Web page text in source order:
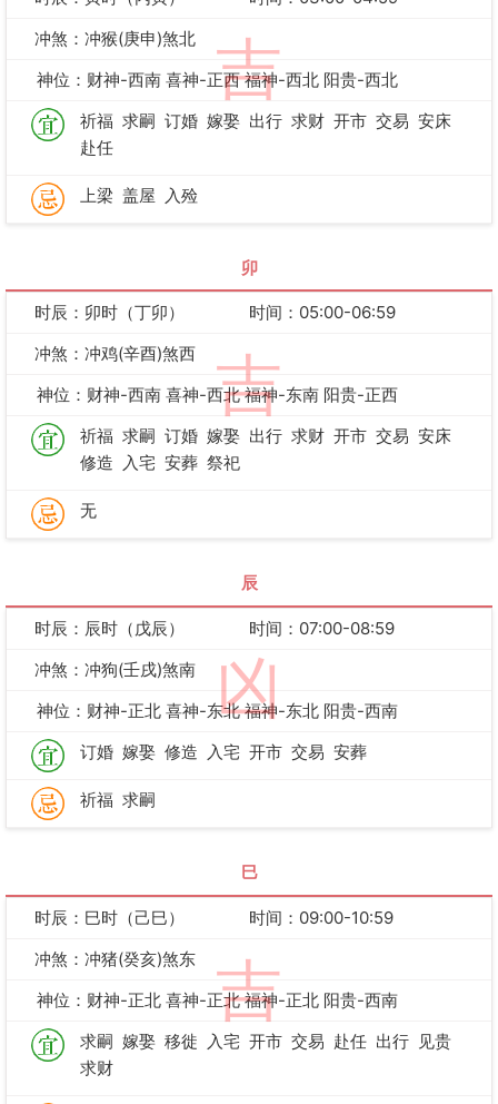
吉
冲煞：冲猴(庚申)煞北
神位：财神-西南 喜神-正西 福神-西北 阳贵-西北
祈福 求嗣 订婚 嫁娶 出行 求财 开市 交易 安床
赴任
上梁 盖屋 入殓
卯
吉
时辰：卯时（丁卯）
时间：05:00-06:59
冲煞：冲鸡(辛酉)煞西
神位：财神-西南 喜神-西北 福神-东南 阳贵-正西
祈福 求嗣 订婚 嫁娶 出行 求财 开市 交易 安床
修造 入宅 安葬 祭祀
无
辰
凶
时辰：辰时（戊辰）
时间：07:00-08:59
冲煞：冲狗(壬戌)煞南
神位：财神-正北 喜神-东北 福神-东北 阳贵-西南
订婚 嫁娶 修造 入宅 开市 交易 安葬
祈福 求嗣
巳
吉
时辰：巳时（己巳）
时间：09:00-10:59
冲煞：冲猪(癸亥)煞东
神位：财神-正北 喜神-正北 福神-正北 阳贵-西南
求嗣 嫁娶 移徙 入宅 开市 交易 赴任 出行 见贵
求财